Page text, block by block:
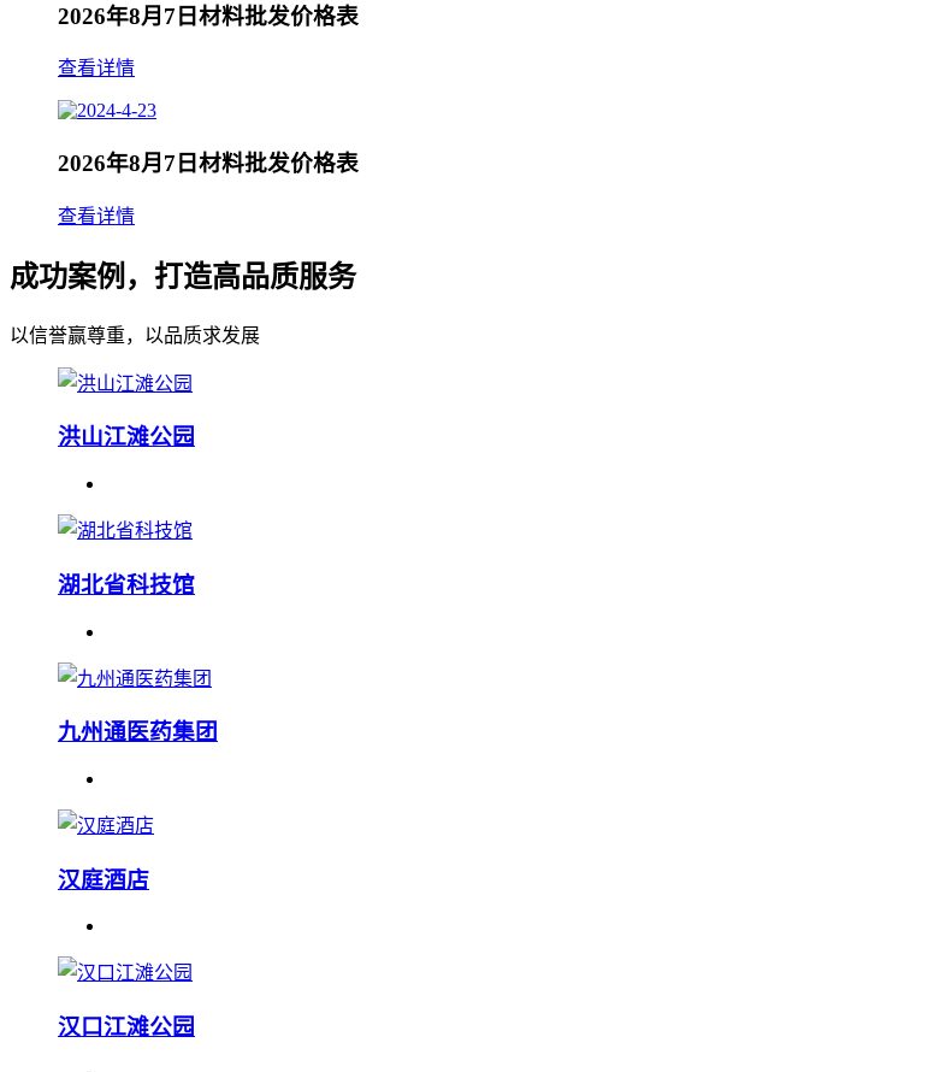
2026年8月7日材料批发价格表
查看详情
2026年8月7日材料批发价格表
查看详情
成功案例，打造高品质服务
以信誉赢尊重，以品质求发展
洪山江滩公园
湖北省科技馆
九州通医药集团
汉庭酒店
汉口江滩公园